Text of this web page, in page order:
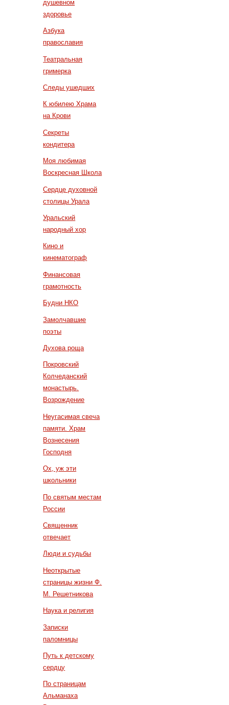
душевном
здоровье
Азбука
православия
Театральная
гримерка
Следы ушедших
К юбилею Храма
на Крови
Секреты
кондитера
Моя любимая
Воскресная Школа
Сердце духовной
столицы Урала
Уральский
народный хор
Кино и
кинематограф
Финансовая
грамотность
Будни НКО
Замолчавшие
поэты
Духова роща
Покровский
Колчеданский
монастырь.
Возрождение
Неугасимая свеча
памяти. Храм
Вознесения
Господня
Ох, уж эти
школьники
По святым местам
России
Священник
отвечает
Люди и судьбы
Неоткрытые
страницы жизни Ф.
М. Решетникова
Наука и религия
Записки
паломницы
Путь к детскому
сердцу
По страницам
Альманаха